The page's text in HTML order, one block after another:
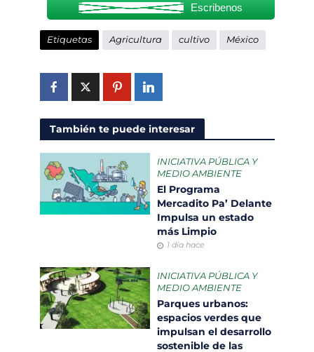
Escribenos
Etiquetas Agricultura cultivo México
También te puede interesar
INICIATIVA PÚBLICA Y
MEDIO AMBIENTE
El Programa
Mercadito Pa’ Delante
Impulsa un estado
más Limpio
1 día hace
INICIATIVA PÚBLICA Y
MEDIO AMBIENTE
Parques urbanos:
espacios verdes que
impulsan el desarrollo
sostenible de las